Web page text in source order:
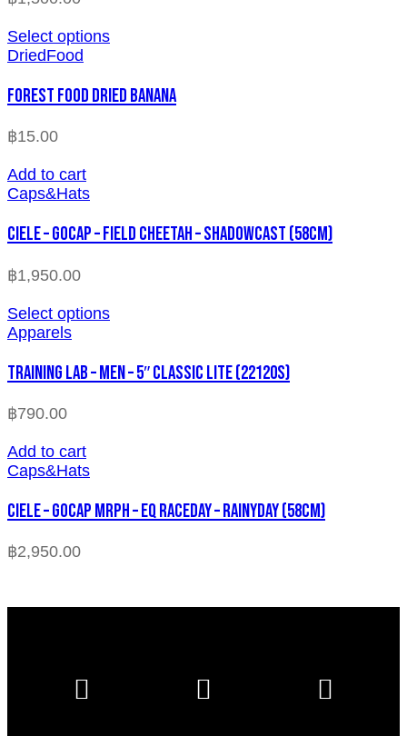
Select options
DriedFood
FOREST FOOD DRIED BANANA
฿15.00
Add to cart
Caps&Hats
CIELE – GOCAP – FIELD CHEETAH – SHADOWCAST (58cm)
฿1,950.00
Select options
Apparels
TRAINING LAB – MEN – 5″ CLASSIC LITE (22120S)
฿790.00
Add to cart
Caps&Hats
CIELE – GOCAP MRPH – EQ RACEDAY – RAINYDAY (58cm)
฿2,950.00